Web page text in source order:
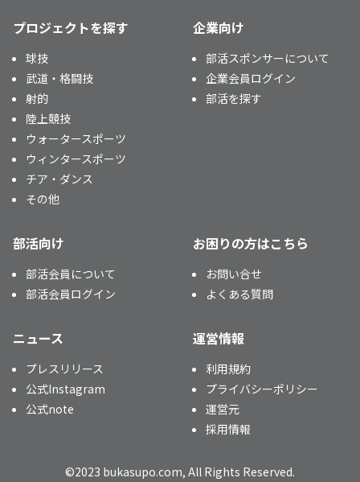
プロジェクトを探す
球技
武道・格闘技
射的
陸上競技
ウォータースポーツ
ウィンタースポーツ
チア・ダンス
その他
企業向け
部活スポンサーについて
企業会員ログイン
部活を探す
部活向け
部活会員について
部活会員ログイン
お困りの方はこちら
お問い合せ
よくある質問
ニュース
プレスリリース
公式Instagram
公式note
運営情報
利用規約
プライバシーポリシー
運営元
採用情報
©2023 bukasupo.com, All Rights Reserved.